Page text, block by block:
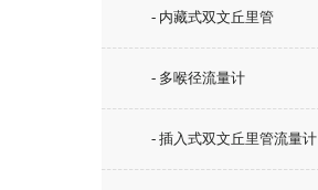
- 内藏式双文丘里管
- 多喉径流量计
- 插入式双文丘里管流量计